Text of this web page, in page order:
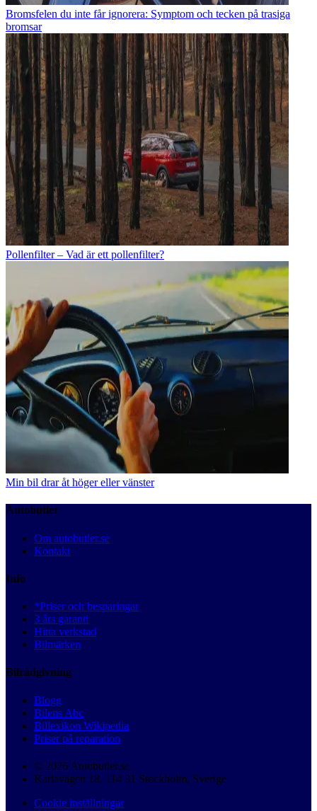
Bromsfelen du inte får ignorera: Symptom och tecken på trasiga
bromsar
Pollenfilter – Vad är ett pollenfilter?
Min bil drar åt höger eller vänster
Autobutler
Om autobutler.se
Kontakt
Info
*Priser och besparingar
3 års garanti
Hitta verkstad
Bilmärken
Bilrådgivning
Blogg
Bilens Abc
Billexikon Wikipedia
Priser på reparation
© 2026 Autobutler.se
Karlavägen 18, 114 31 Stockholm, Sverige
Cookie inställningar